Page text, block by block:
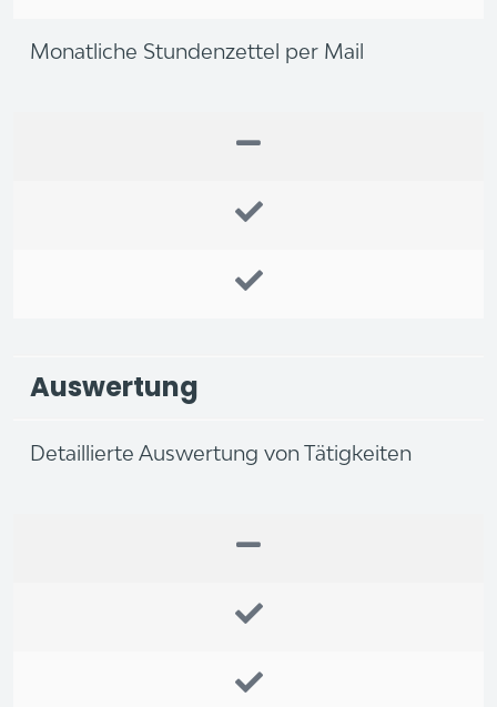
Monatliche Stundenzettel per Mail
Auswertung
Detaillierte Auswertung von Tätigkeiten